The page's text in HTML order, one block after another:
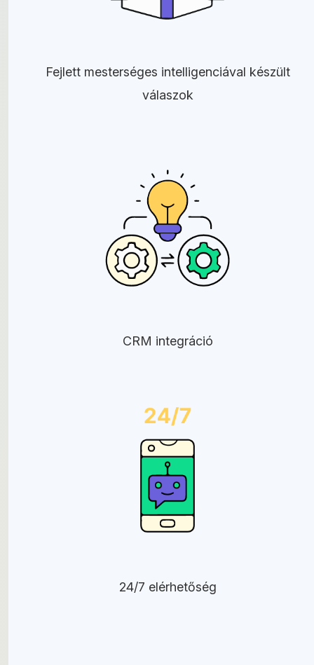
Fejlett mesterséges intelligenciával készült
válaszok
CRM integráció
24/7 elérhetőség